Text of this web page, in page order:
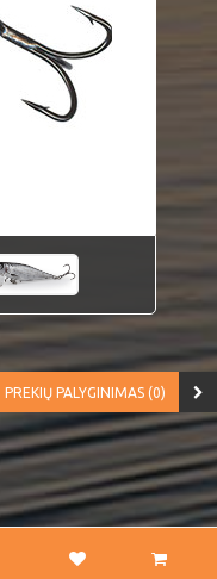
PREKIŲ PALYGINIMAS (0)